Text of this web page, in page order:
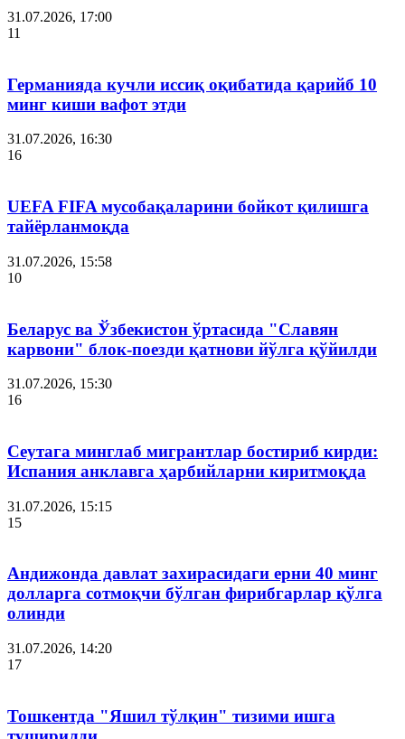
31.07.2026, 17:00
11
Германияда кучли иссиқ оқибатида қарийб 10
минг киши вафот этди
31.07.2026, 16:30
16
UEFA FIFA мусобақаларини бойкот қилишга
тайёрланмоқда
31.07.2026, 15:58
10
Беларус ва Ўзбекистон ўртасида "Славян
карвони" блок-поезди қатнови йўлга қўйилди
31.07.2026, 15:30
16
Сеутага минглаб мигрантлар бостириб кирди:
Испания анклавга ҳарбийларни киритмоқда
31.07.2026, 15:15
15
Андижонда давлат захирасидаги ерни 40 минг
долларга сотмоқчи бўлган фирибгарлар қўлга
олинди
31.07.2026, 14:20
17
Тошкентда "Яшил тўлқин" тизими ишга